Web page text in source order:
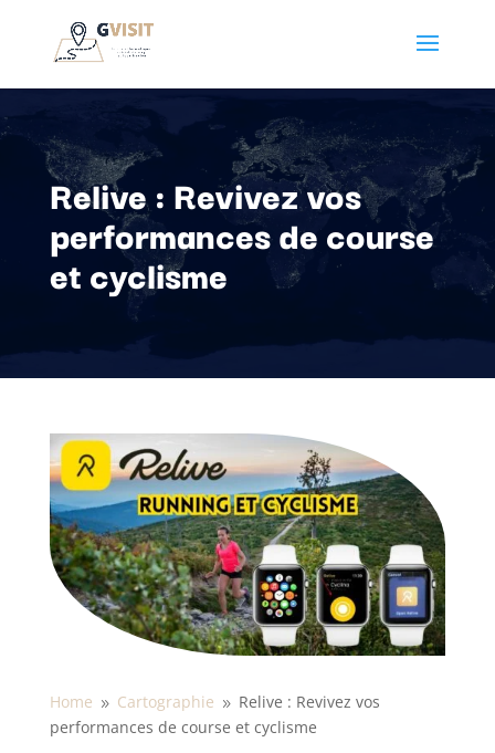
Relive : Revivez vos
performances de course
et cyclisme
Home 9 Cartographie 9 Relive : Revivez vos
performances de course et cyclisme